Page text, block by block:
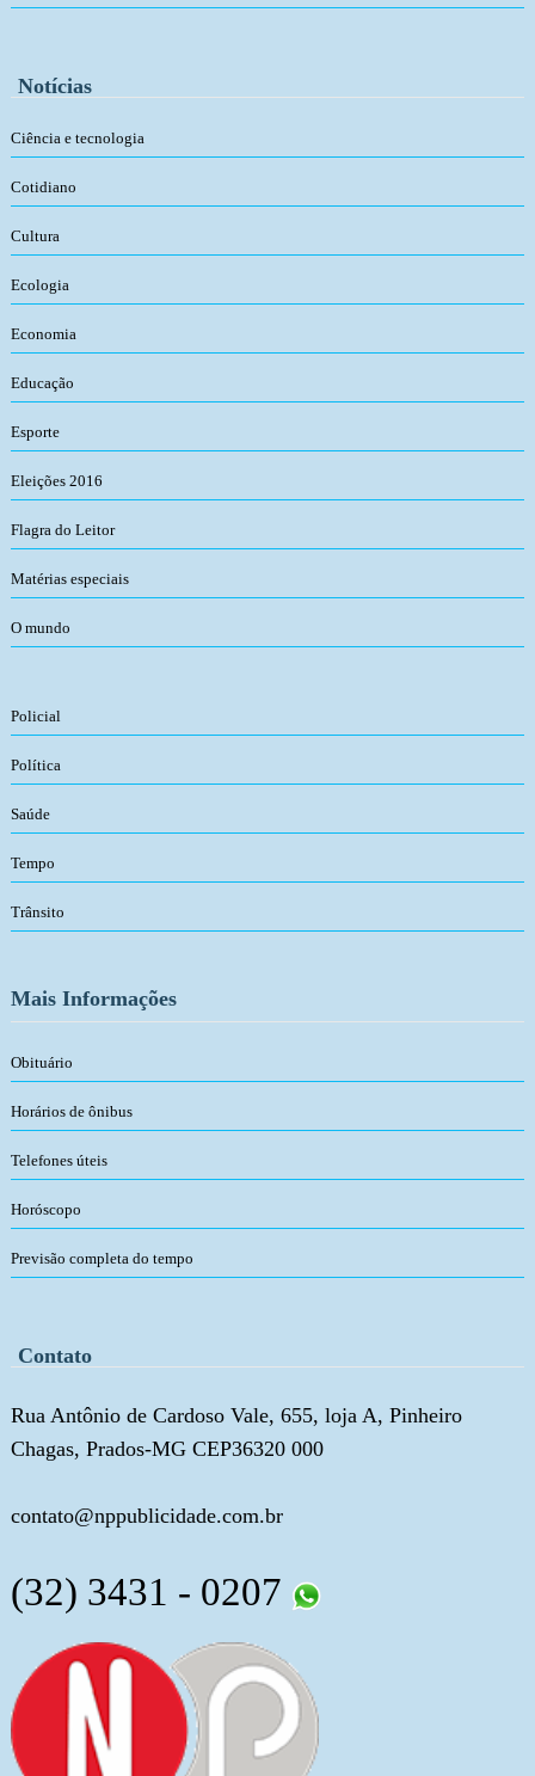
Notícias
Ciência e tecnologia
Cotidiano
Cultura
Ecologia
Economia
Educação
Esporte
Eleições 2016
Flagra do Leitor
Matérias especiais
O mundo
Policial
Política
Saúde
Tempo
Trânsito
Mais Informações
Obituário
Horários de ônibus
Telefones úteis
Horóscopo
Previsão completa do tempo
Contato
Rua Antônio de Cardoso Vale, 655, loja A, Pinheiro
Chagas, Prados-MG CEP36320 000
contato@nppublicidade.com.br
(32) 3431 - 0207